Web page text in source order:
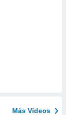
Más Vídeos